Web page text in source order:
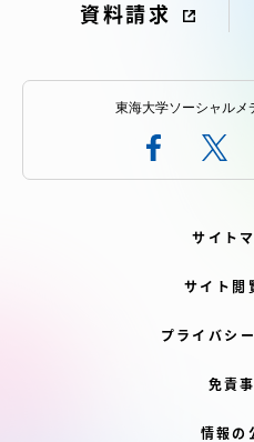
資料請求
東海大学ソーシャルメ
サイト
サイト閲
プライバシ
免責
情報の